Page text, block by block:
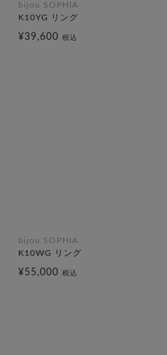
bijou SOPHIA
K10YG リング
¥39,600 税込
bijou SOPHIA
K10WG リング
¥55,000 税込